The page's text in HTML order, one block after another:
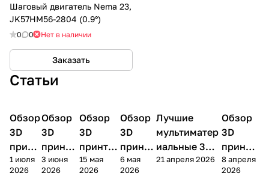
Шаговый двигатель Nema 23,
JK57HM56-2804 (0.9°)
0 0 Нет в наличии
Заказать
Статьи
3D
принтеры
Обзор
3D
принт
ера
Bamb
1 июля
2026
3D
принтеры
Обзор
3D
принте
ра
Anycubi
3 июня
2026
3D
принтеры
Обзор
3D
принтер
а
FlashFo
15 мая
2026
3D
принтеры
Обзор
3D
принте
ра
Bambu
6 мая
2026
3D принтеры
Лучшие
мультиматер
иальные 3D
принтеры на
21 апреля 2026
3D
Обзор
3D
принте
ра
FlashF
8 апреля
2026